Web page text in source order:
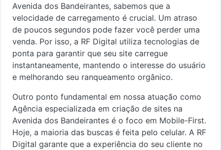
Avenida dos Bandeirantes, sabemos que a
velocidade de carregamento é crucial. Um atraso
de poucos segundos pode fazer você perder uma
venda. Por isso, a RF Digital utiliza tecnologias de
ponta para garantir que seu site carregue
instantaneamente, mantendo o interesse do usuário
e melhorando seu ranqueamento orgânico.
Outro ponto fundamental em nossa atuação como
Agência especializada em criação de sites na
Avenida dos Bandeirantes é o foco em Mobile-First.
Hoje, a maioria das buscas é feita pelo celular. A RF
Digital garante que a experiência do seu cliente no